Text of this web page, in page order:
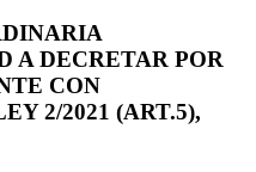
A DECRETAR POR
CON
2/2021 (ART.5),